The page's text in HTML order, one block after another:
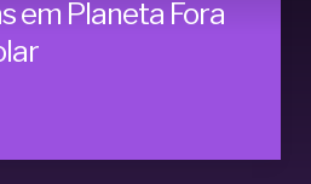
em Planeta Fora